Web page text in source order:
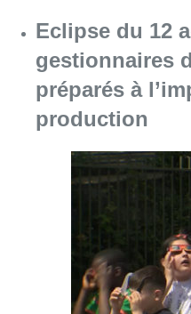
Eclipse du 12
gestionnaires
préparés à
production